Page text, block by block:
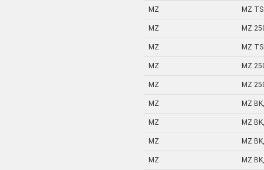
MZ MZ
MZ MZ
MZ MZ
MZ MZ
MZ MZ
MZ MZ
MZ MZ
MZ MZ
MZ MZ